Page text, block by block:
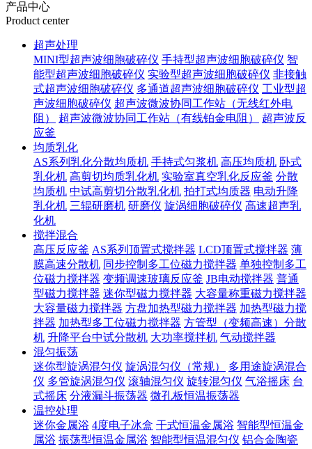
产品中心
Product center
超声处理
MINI型超声波细胞破碎仪 手持型超声波细胞破碎仪 智
能型超声波细胞破碎仪 实验型超声波细胞破碎仪 非接触
式超声波细胞破碎仪 多通道超声波细胞破碎仪 工业型超
声波细胞破碎仪 超声波微波协同工作站（无线红外电
阻）
超声波微波协同工作站（有线铂金电阻）
超声波反
应釜
均质乳化
AS系列乳化分散均质机 手持式匀浆机 高压均质机 卧式
乳化机 高剪切均质乳化机 实验室真空乳化反应釜 分散
均质机 中试高剪切分散乳化机 拍打式均质器 电动升降
乳化机 三辊研磨机 研磨仪 旋涡细胞破碎仪 高速超声乳
化机
搅拌混合
高压反应釜 AS系列顶置式搅拌器 LCD顶置式搅拌器 薄
膜高速分散机 同步控制多工位磁力搅拌器 单独控制多工
位磁力搅拌器 变频调速玻璃反应釜 JB电动搅拌器 普通
型磁力搅拌器 迷你型磁力搅拌器 大容量称重磁力搅拌器
大容量磁力搅拌器 方盘加热型磁力搅拌器 加热型磁力搅
拌器 加热型多工位磁力搅拌器 方管型（变频高速）分散
机 升降平台中试分散机 大功率搅拌机 气动搅拌器
混匀振荡
迷你型旋涡混匀仪 旋涡混匀仪（常规）
多用途旋涡混合
仪 多管旋涡混匀仪 滚轴混匀仪 旋转混匀仪 气浴摇床 台
式摇床 分液漏斗振荡器 微孔板恒温振荡器
温控处理
迷你金属浴 4度电子冰盒 干式恒温金属浴 智能型恒温金
属浴 振荡型恒温金属浴 智能型恒温混匀仪 铝合金陶瓷